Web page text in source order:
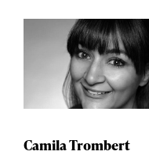
Camila Trombert